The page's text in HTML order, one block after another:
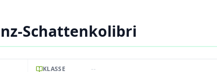
Schattenkolibri
KLASSE --